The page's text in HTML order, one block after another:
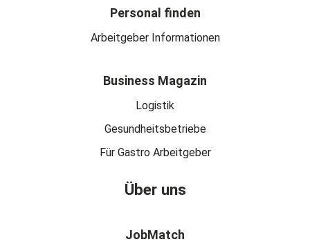
Personal finden
Arbeitgeber Informationen
Business Magazin
Logistik
Gesundheitsbetriebe
Für Gastro Arbeitgeber
Über uns
JobMatch